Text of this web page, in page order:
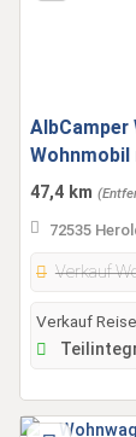
47,4 km
72535
Verkauf
Verkauf